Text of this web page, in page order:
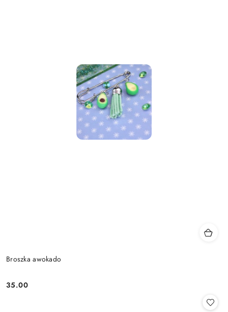
Broszka awokado
Cena:
35.00